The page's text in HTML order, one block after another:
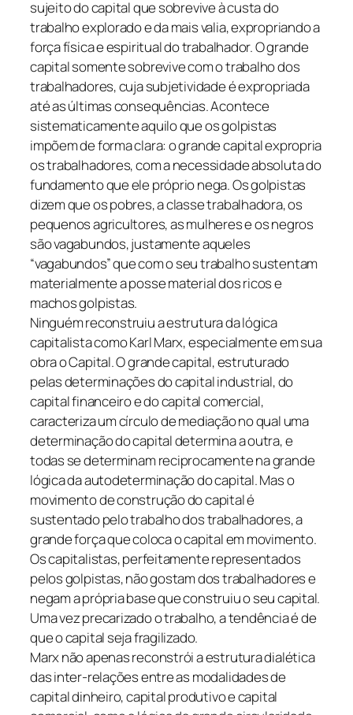
sujeito do capital que sobrevive à custa do
trabalho explorado e da mais valia, expropriando a
força física e espiritual do trabalhador. O grande
capital somente sobrevive com o trabalho dos
trabalhadores, cuja subjetividade é expropriada
até as últimas consequências. Acontece
sistematicamente aquilo que os golpistas
impõem de forma clara: o grande capital expropria
os trabalhadores, com a necessidade absoluta do
fundamento que ele próprio nega. Os golpistas
dizem que os pobres, a classe trabalhadora, os
pequenos agricultores, as mulheres e os negros
são vagabundos, justamente aqueles
“vagabundos” que com o seu trabalho sustentam
materialmente a posse material dos ricos e
machos golpistas.
Ninguém reconstruiu a estrutura da lógica
capitalista como Karl Marx, especialmente em sua
obra o Capital. O grande capital, estruturado
pelas determinações do capital industrial, do
capital financeiro e do capital comercial,
caracteriza um círculo de mediação no qual uma
determinação do capital determina a outra, e
todas se determinam reciprocamente na grande
lógica da autodeterminação do capital. Mas o
movimento de construção do capital é
sustentado pelo trabalho dos trabalhadores, a
grande força que coloca o capital em movimento.
Os capitalistas, perfeitamente representados
pelos golpistas, não gostam dos trabalhadores e
negam a própria base que construiu o seu capital.
Uma vez precarizado o trabalho, a tendência é de
que o capital seja fragilizado.
Marx não apenas reconstrói a estrutura dialética
das inter-relações entre as modalidades de
capital dinheiro, capital produtivo e capital